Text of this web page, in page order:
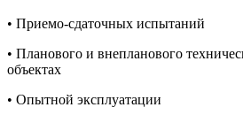
• Приемо-сдаточных испытаний
• Планового и внепланового
объектах
• Опытной эксплуатации